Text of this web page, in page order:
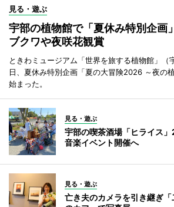
見る・遊ぶ
宇部の植物館で「夏休み特別企
ブクワや夜咲花観賞
ときわミュージアム「世界を旅する植物館」（
日、夏休み特別企画「夏の大冒険2026 ～夜の
始まった。
見る・遊ぶ
宇部の喫茶酒場「ヒライス
音楽イベント開催へ
見る・遊ぶ
亡き夫のカメラを引き継ぎ